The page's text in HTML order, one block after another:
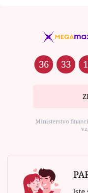
36 33
Ministerstvo